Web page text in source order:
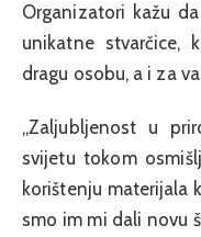
Organizatori kažu
unikatne
dragu osobu, a i za
„Zaljubljenost u
svijetu tokom
korištenju materijala
smo im mi dali novu